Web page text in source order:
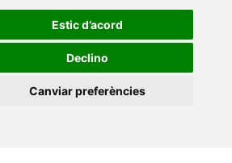
Estic d’acord
Declino
Canviar preferències